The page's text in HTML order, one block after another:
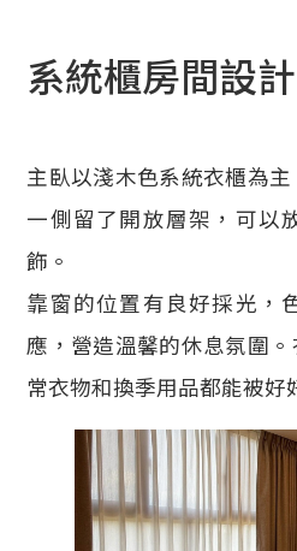
系統櫃房間設計
主臥以淺木色系統衣櫃為
一側留了開放層架，可以
飾。
靠窗的位置有良好採光，
應，營造溫馨的休息氛圍
常衣物和換季用品都能被好